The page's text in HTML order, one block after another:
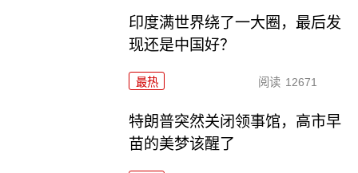
印度满世界绕了一大圈，最后发
现还是中国好？
最热 阅读 12671
特朗普突然关闭领事馆，高市早
苗的美梦该醒了